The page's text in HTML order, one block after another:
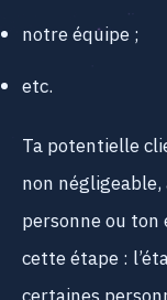
notre équipe ;
etc.
Ta potentielle
non
personne ou
cette étape :